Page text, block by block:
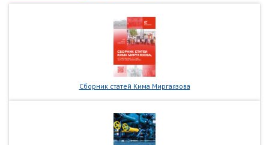
Сборник статей Кима Миргаязова